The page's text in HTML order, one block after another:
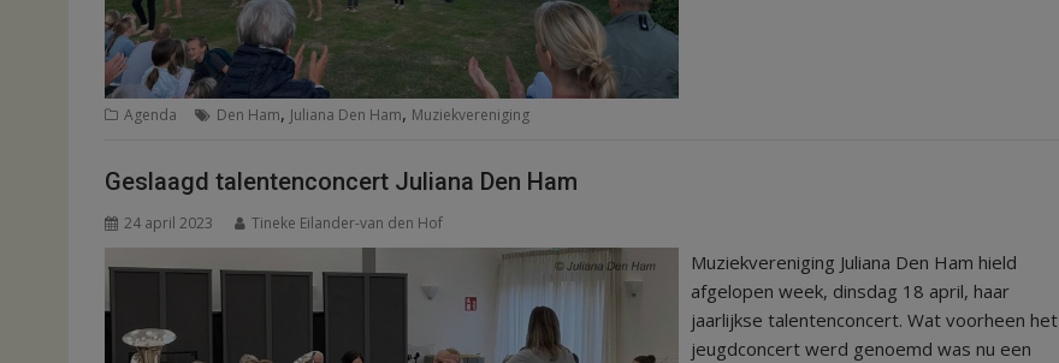
Agenda Den Ham, Juliana Den Ham, Muziekvereniging
Geslaagd talentenconcert Juliana Den Ham
24 april 2023 Tineke Eilander-van den Hof
Muziekvereniging Juliana Den Ham hield
afgelopen week, dinsdag 18 april, haar
jaarlijkse talentenconcert. Wat voorheen het
jeugdconcert werd genoemd was nu een